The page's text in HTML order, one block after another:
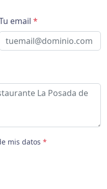
email *
mis datos *